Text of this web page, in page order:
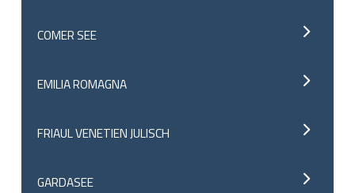
COMER SEE
EMILIA ROMAGNA
FRIAUL VENETIEN JULISCH
GARDASEE